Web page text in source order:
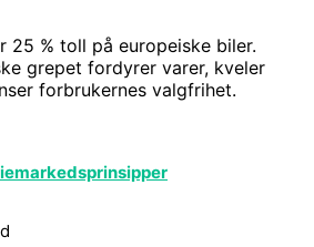
25 % toll på europeiske biler.
grepet fordyrer varer, kveler
forbrukernes valgfrihet.